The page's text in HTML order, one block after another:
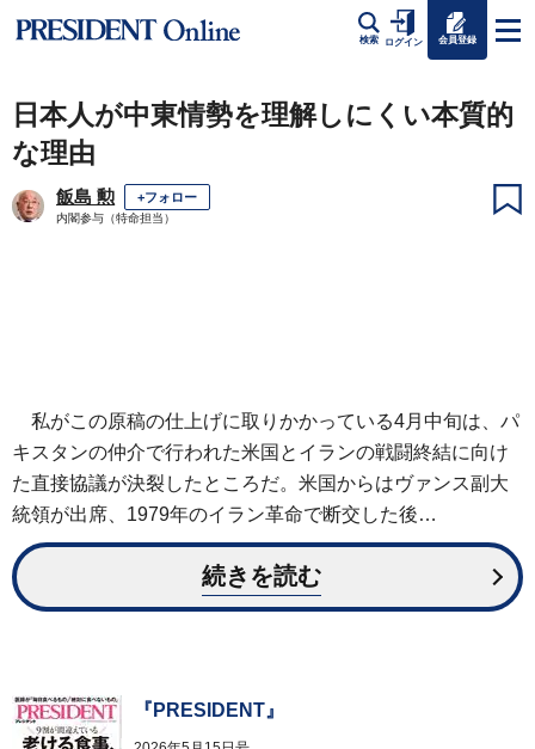
検索 ログイン 会員登録
日本人が中東情勢を理解しにくい本質的
な理由
飯島 勲 +フォロー
内閣参与（特命担当）
私がこの原稿の仕上げに取りかかっている4月中旬は、パ
キスタンの仲介で行われた米国とイランの戦闘終結に向け
た直接協議が決裂したところだ。米国からはヴァンス副大
統領が出席、1979年のイラン革命で断交した後…
続きを読む
『PRESIDENT』